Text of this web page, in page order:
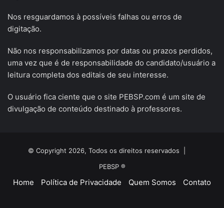
Nos resguardamos à possíveis falhas ou erros de
digitação.
Não nos responsabilizamos por datas ou prazos perdidos,
uma vez que é de responsabilidade do candidato/usuário a
leitura completa dos editais de seu interesse.
O usuário fica ciente que o site PEBSP.com é um site de
divulgação de conteúdo destinado à professores.
© Copyright 2026, Todos os direitos reservados |
PEBSP ®
Home Política de Privacidade Quem Somos Contato